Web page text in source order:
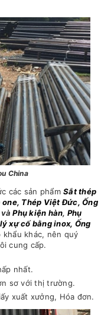
China
các sản phẩm Sắt thép
one, Thép Việt Đức, Ống
vàPhụ kiện hàn, Phụ
xự cố bằng inox, Ống
khẩu khác, nên quý
cung cấp.
nhất.
sơ với thị trường.
xuất xưởng, Hóa đơn.